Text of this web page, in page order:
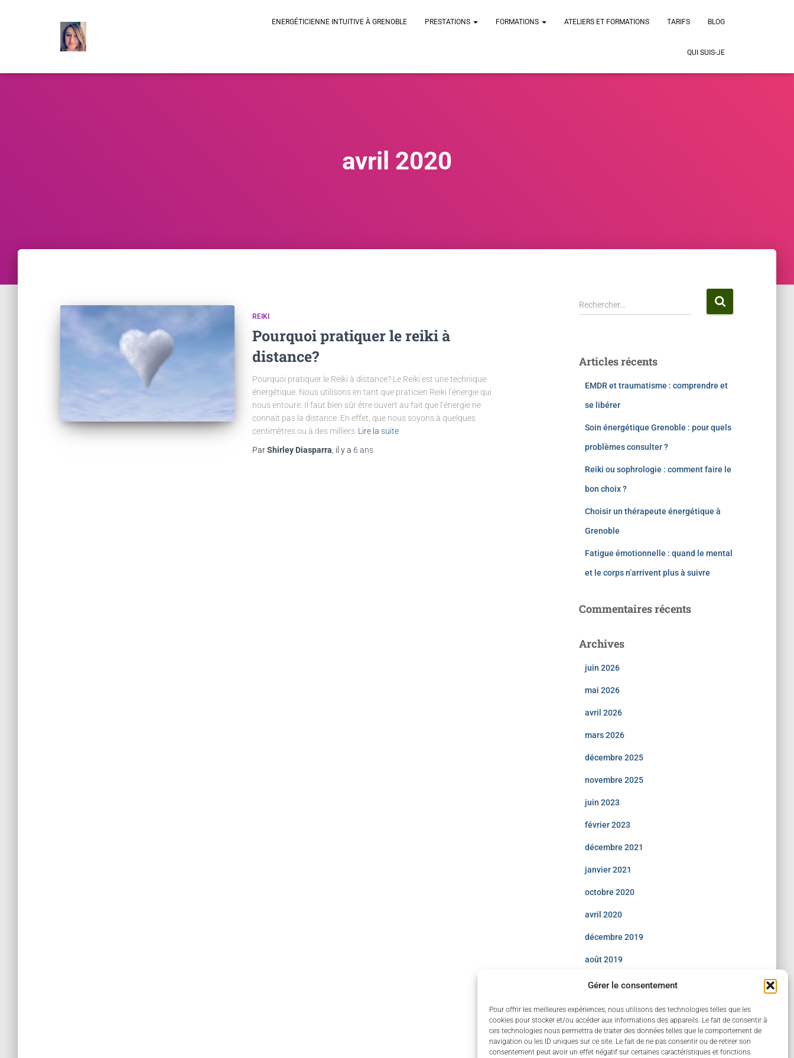
Gérer le consentement
Pour offrir les meilleures expériences, nous utilisons des technologies telles que les
cookies pour stocker et/ou accéder aux informations des appareils. Le fait de consentir à
ces technologies nous permettra de traiter des données telles que le comportement de
navigation ou les ID uniques sur ce site. Le fait de ne pas consentir ou de retirer son
consentement peut avoir un effet négatif sur certaines caractéristiques et fonctions.
ENERGÉTICIENNE INTUITIVE À GRENOBLE PRESTATIONS FORMATIONS ATELIERS ET FORMATIONS TARIFS BLOG
QUI SUIS-JE
avril 2020
REIKI
Pourquoi pratiquer le reiki à
distance?
Pourquoi pratiquer le Reiki à distance? Le Reiki est une technique
énergétique. Nous utilisons en tant que praticien Reiki l’énergie qui
nous entoure. Il faut bien sûr être ouvert au fait que l’énergie ne
connait pas la distance. En effet, que nous soyons à quelques
centimètres ou à des milliers Lire la suite
ParShirley Diasparra , il y a 6 ans
Rechercher…
Articles récents
EMDR et traumatisme : comprendre et
se libérer
Soin énergétique Grenoble : pour quels
problèmes consulter ?
Reiki ou sophrologie : comment faire le
bon choix ?
Choisir un thérapeute énergétique à
Grenoble
Fatigue émotionnelle : quand le mental
et le corps n’arrivent plus à suivre
Commentaires récents
Archives
juin 2026
mai 2026
avril 2026
mars 2026
décembre 2025
novembre 2025
juin 2023
février 2023
décembre 2021
janvier 2021
octobre 2020
avril 2020
décembre 2019
août 2019
juillet 2019